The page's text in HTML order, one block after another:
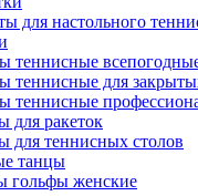
для настольного
теннисные
теннисные для
теннисные
для ракеток
для теннисных столов
танцы
гольфы женские